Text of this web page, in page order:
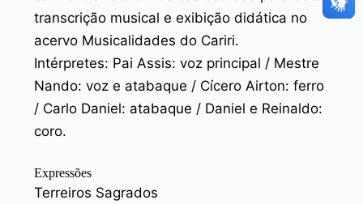
transcrição musical e exibição didática no
acervo Musicalidades do Cariri.
Intérpretes: Pai Assis: voz principal / Mestre
Nando: voz e atabaque / Cícero Airton: ferro
/ Carlo Daniel: atabaque / Daniel e Reinaldo:
coro.
Expressões
Terreiros Sagrados